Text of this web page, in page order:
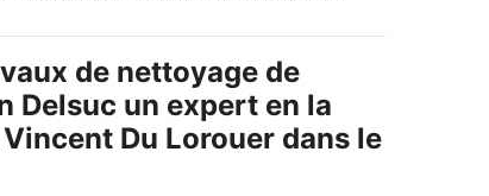
de nettoyage de
Delsuc un expert en la
Du Lorouer dans le